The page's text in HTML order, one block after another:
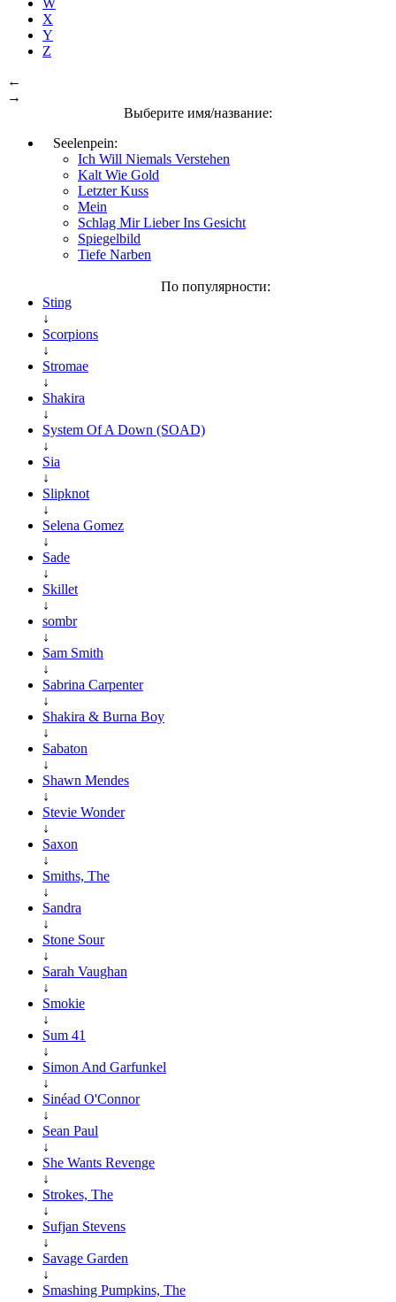
X
Y
Z
←
→
Выберите имя/название:
Seelenpein:
Ich Will Niemals Verstehen
Kalt Wie Gold
Letzter Kuss
Mein
Schlag Mir Lieber Ins Gesicht
Spiegelbild
Tiefe Narben
По популярности:
Sting
↓
Scorpions
↓
Stromae
↓
Shakira
↓
System Of A Down (SOAD)
↓
Sia
↓
Slipknot
↓
Selena Gomez
↓
Sade
↓
Skillet
↓
sombr
↓
Sam Smith
↓
Sabrina Carpenter
↓
Shakira & Burna Boy
↓
Sabaton
↓
Shawn Mendes
↓
Stevie Wonder
↓
Saxon
↓
Smiths, The
↓
Sandra
↓
Stone Sour
↓
Sarah Vaughan
↓
Smokie
↓
Sum 41
↓
Simon And Garfunkel
↓
Sinéad O'Connor
↓
Sean Paul
↓
She Wants Revenge
↓
Strokes, The
↓
Sufjan Stevens
↓
Savage Garden
↓
Smashing Pumpkins, The